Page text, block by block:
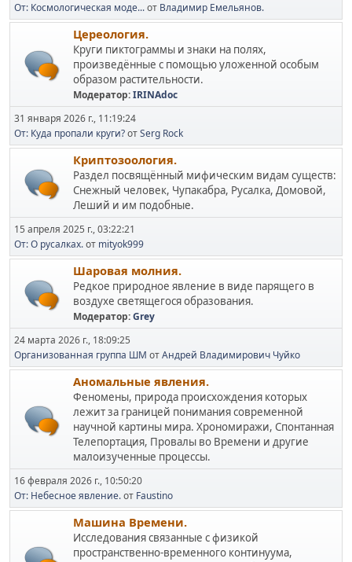
От: Космологическая моде...от Владимир Емельянов.
Цереология.
Круги пиктограммы и знаки на полях,
произведённые с помощью уложенной особым
образом растительности.
Модератор:IRINAdoc
31 января 2026 г., 11:19:24
От: Куда пропали круги?отSerg Rock
Криптозоология.
Раздел посвящённый мифическим видам существ:
Снежный человек, Чупакабра, Русалка, Домовой,
Леший и им подобные.
15 апреля 2025 г., 03:22:21
От: О русалках.от mityok999
Шаровая молния.
Редкое природное явление в виде парящего в
воздухе светящегося образования.
Модератор:Grey
24 марта 2026 г., 18:09:25
Организованная группа ШМ отАндрей Владимирович Чуйко
Аномальные явления.
Феномены, природа происхождения которых
лежит за границей понимания современной
научной картины мира. Хрономиражи, Спонтанная
Телепортация, Провалы во Времени и другие
малоизученные процессы.
16 февраля 2026 г., 10:50:20
От: Небесное явление.от Faustino
Машина Времени.
Исследования связанные с физикой
пространственно-временного континуума,